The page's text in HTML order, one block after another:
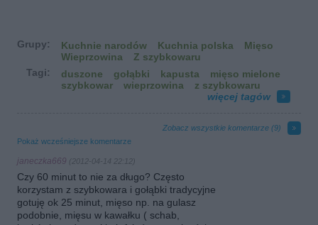
Grupy: Kuchnie narodów Kuchnia polska
Mięso
Wieprzowina
Z szybkowaru
Tagi:
duszone gołąbki kapusta
mięso mielone
szybkowar
wieprzowina
z szybkowaru
więcej tagów
Zobacz wszystkie komentarze (9)
Pokaż wcześniejsze komentarze
janeczka669 (2012-04-14 22:12)
Czy 60 minut to nie za długo? Często
korzystam z szybkowara i gołąbki tradycyjne
gotuję ok 25 minut, mięso np. na gulasz
podobnie, mięsu w kawałku ( schab,